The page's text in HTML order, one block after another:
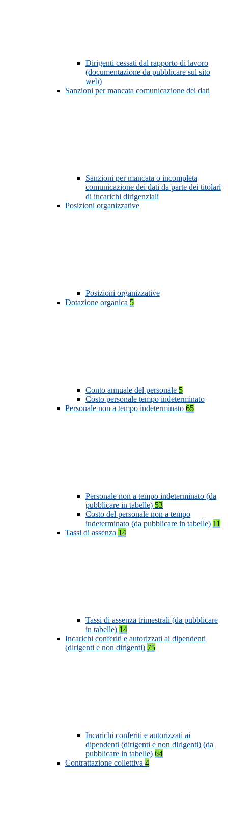
Dirigenti cessati dal rapporto di lavoro
(documentazione da pubblicare sul sito
web)
Sanzioni per mancata comunicazione dei dati
Sanzioni per mancata o incompleta
comunicazione dei dati da parte dei titolari
di incarichi dirigenziali
Posizioni organizzative
Posizioni organizzative
Dotazione organica 5
Conto annuale del personale 5
Costo personale tempo indeterminato
Personale non a tempo indeterminato 65
Personale non a tempo indeterminato (da
pubblicare in tabelle) 53
Costo del personale non a tempo
indeterminato (da pubblicare in tabelle) 11
Tassi di assenza 14
Tassi di assenza trimestrali (da pubblicare
in tabelle) 14
Incarichi conferiti e autorizzati ai dipendenti
(dirigenti e non dirigenti) 75
Incarichi conferiti e autorizzati ai
dipendenti (dirigenti e non dirigenti) (da
pubblicare in tabelle) 64
Contrattazione collettiva 4